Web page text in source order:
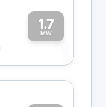
1.7
MW1